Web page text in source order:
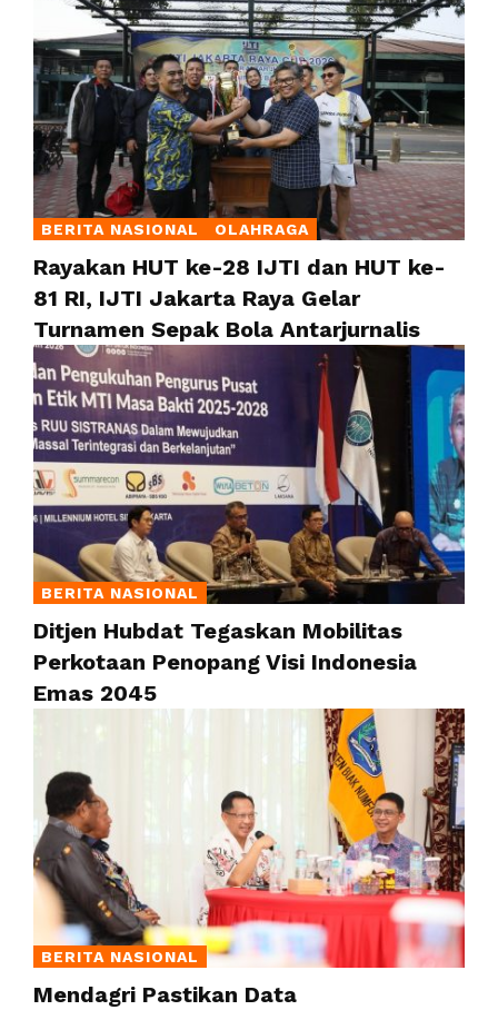
BERITA NASIONAL OLAHRAGA
Rayakan HUT ke-28 IJTI dan HUT ke-
81 RI, IJTI Jakarta Raya Gelar
Turnamen Sepak Bola Antarjurnalis
BERITA NASIONAL
Ditjen Hubdat Tegaskan Mobilitas
Perkotaan Penopang Visi Indonesia
Emas 2045
BERITA NASIONAL
Mendagri Pastikan Data